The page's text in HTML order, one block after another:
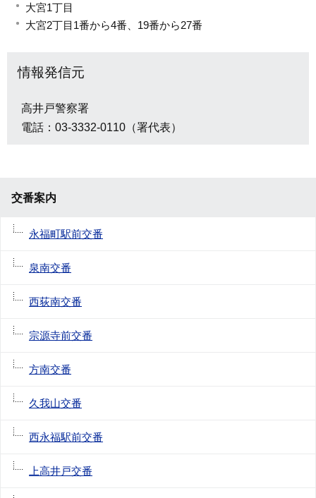
大宮1丁目
大宮2丁目1番から4番、19番から27番
情報発信元
高井戸警察署
電話：03-3332-0110（署代表）
交番案内
永福町駅前交番
泉南交番
西荻南交番
宗源寺前交番
方南交番
久我山交番
西永福駅前交番
上高井戸交番